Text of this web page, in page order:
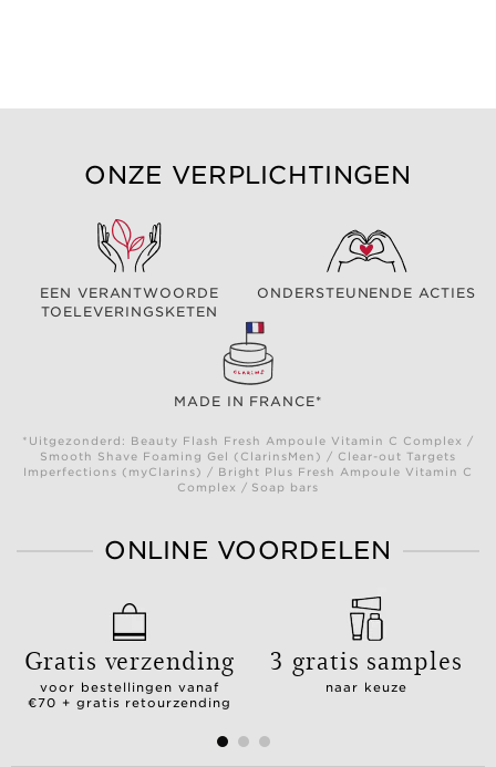
ONZE VERPLICHTINGEN
EEN VERANTWOORDE
TOELEVERINGSKETEN
ONDERSTEUNENDE ACTIES
MADE IN FRANCE*
*Uitgezonderd: Beauty Flash Fresh Ampoule Vitamin C Complex /
Smooth Shave Foaming Gel (ClarinsMen) / Clear-out Targets
Imperfections (myClarins) / Bright Plus Fresh Ampoule Vitamin C
Complex / Soap bars
ONLINE VOORDELEN
Gratis verzending
voor bestellingen vanaf
€70 + gratis retourzending
3 gratis samples
naar keuze